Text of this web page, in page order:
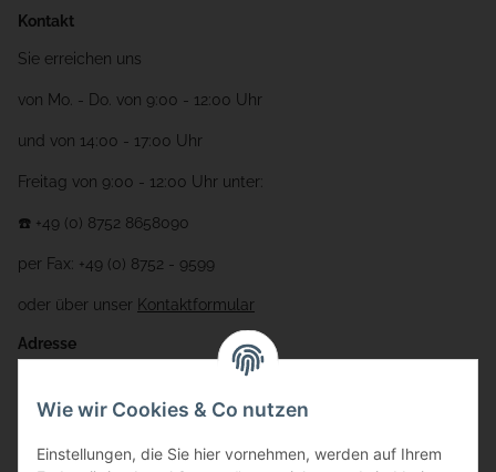
Kontakt
Sie erreichen uns
von Mo. - Do. von 9:00 - 12:00 Uhr
und von 14:00 - 17:00 Uhr
Freitag von 9:00 - 12:00 Uhr unter:
☎️ +49 (0) 8752 8658090
per Fax: +49 (0) 8752 - 9599
oder über unser Kontaktformular
Adresse
Gewerbering 17
84072 Au i.d. Hallertau
Wie wir Cookies & Co nutzen
Einstellungen, die Sie hier vornehmen, werden auf Ihrem